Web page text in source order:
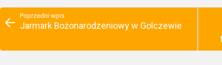
Poprzedni wpis
Jarmark Bożonarodzeniowy w Golczewie